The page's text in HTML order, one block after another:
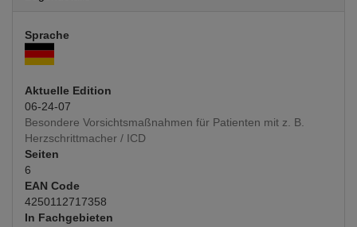
Sprache
Aktuelle Edition
06-24-07
Besondere Vorsichtsmaßnahmen für Patienten mit z. B.
Herzschrittmacher / ICD
Seiten
6
EAN Code
4250112717358
In Fachgebieten